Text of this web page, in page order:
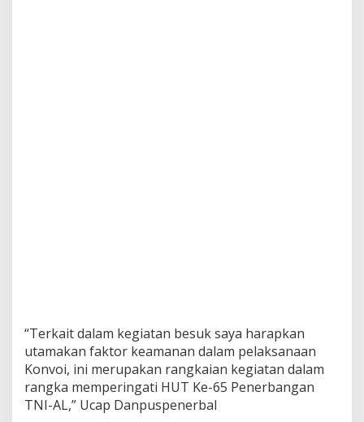
o
,
H
U
T
K
“Terkait dalam kegiatan besuk saya harapkan
utamakan faktor keamanan dalam pelaksanaan
Konvoi, ini merupakan rangkaian kegiatan dalam
rangka memperingati HUT Ke-65 Penerbangan
TNI-AL,” Ucap Danpuspenerbal